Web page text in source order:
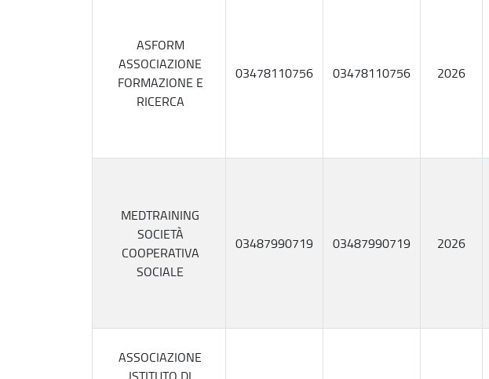
ASFORM
ASSOCIAZIONE
FORMAZIONE E
RICERCA
03478110756 03478110756 2026
MEDTRAINING
SOCIETÀ
COOPERATIVA
SOCIALE
03487990719 03487990719 2026
ASSOCIAZIONE
ISTITUTO DI